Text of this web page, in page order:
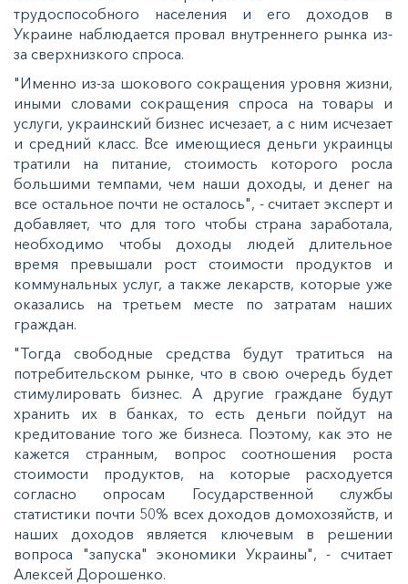
трудоспособного населения и его доходов в
Украине наблюдается провал внутреннего рынка из-
за сверхнизкого спроса.
"Именно из-за шокового сокращения уровня жизни,
иными словами сокращения спроса на товары и
услуги, украинский бизнес исчезает, а с ним исчезает
и средний класс. Все имеющиеся деньги украинцы
тратили на питание, стоимость которого росла
большими темпами, чем наши доходы, и денег на
все остальное почти не осталось", - считает эксперт и
добавляет, что для того чтобы страна заработала,
необходимо чтобы доходы людей длительное
время превышали рост стоимости продуктов и
коммунальных услуг, а также лекарств, которые уже
оказались на третьем месте по затратам наших
граждан.
"Тогда свободные средства будут тратиться на
потребительском рынке, что в свою очередь будет
стимулировать бизнес. А другие граждане будут
хранить их в банках, то есть деньги пойдут на
кредитование того же бизнеса. Поэтому, как это не
кажется странным, вопрос соотношения роста
стоимости продуктов, на которые расходуется
согласно опросам Государственной службы
статистики почти 50% всех доходов домохозяйств, и
наших доходов является ключевым в решении
вопроса "запуска" экономики Украины", - считает
Алексей Дорошенко.